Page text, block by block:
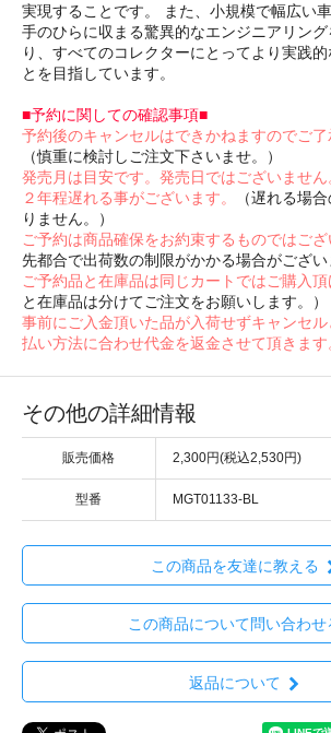
実現することです。 また、小規模で幅広い
手のひらに収まる驚異的なエンジニアリン
り、すべてのコレクターにとってより実践
とを目指しています。
■予約に関しての確認事項■
予約後のキャンセルはできかねますのでご了
（慎重に検討しご注文下さいませ。）
発売月は目安です。発売日ではございませ
２年程遅れる事がございます。
（遅れる場
りません。）
ご予約は商品確保をお約束するものではござ
先都合で出荷数の制限がかかる場合がござい
ご予約品と在庫品は同じカートではご購入頂
と在庫品は分けてご注文をお願いします。）
事前にご入金頂いた品が入荷せずキャンセ
払い方法に合わせ代金を返金させて頂きます
その他の詳細情報
販売価格 2,300円(税込2,530円)
型番 MGT01133-BL
この商品を友達に教える
この商品について問い合わせ
返品について